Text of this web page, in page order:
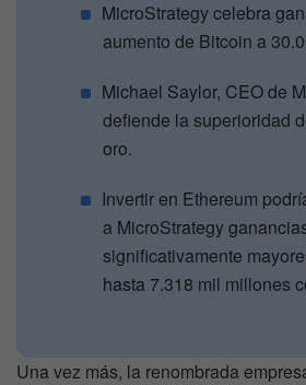
MicroStrategy celebra
aumento de Bitcoin a
Michael Saylor, CEO de
defiende la superioridad
oro.
Invertir en Ethereum
a MicroStrategy
significativamente
hasta 7.318 mil millones
Una vez más, la renombrada